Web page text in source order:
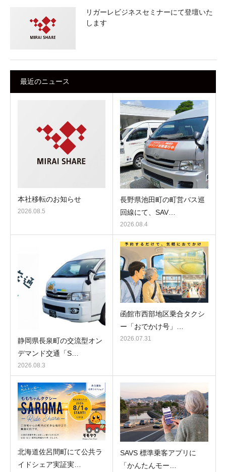
リガーレビジネスセミナーにて登壇いた
します
最近のニュース
本社移転のお知らせ
2026.08.5
長野県池田町の町営バス巡
回線にて、SAV…
2026.08.4
静岡県長泉町の交流型オン
デマンド交通「S…
2026.08.3
函館市西部地区乗合タクシ
ー「おでかけ号」…
2026.07.31
北海道佐呂間町にて公共ラ
イドシェア実証実…
SAVS 標準乗客アプリに
「かんたんモー…